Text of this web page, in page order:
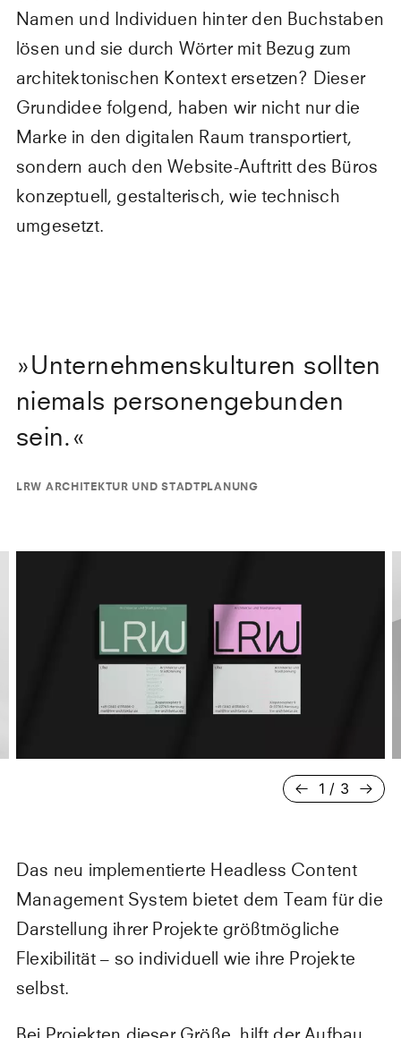
Namen und Individuen hinter den Buchstaben
lösen und sie durch Wörter mit Bezug zum
architektonischen Kontext ersetzen? Dieser
Grundidee folgend, haben wir nicht nur die
Marke in den digitalen Raum transportiert,
sondern auch den Website-Auftritt des Büros
konzeptuell, gestalterisch, wie technisch
umgesetzt.
»Unternehmenskulturen sollten
niemals personengebunden
sein. «
LRW ARCHITEKTUR UND STADTPLANUNG
1 / 3
Das neu implementierte Headless Content
Management System bietet dem Team für die
Darstellung ihrer Projekte größtmögliche
Flexibilität – so individuell wie ihre Projekte
selbst.